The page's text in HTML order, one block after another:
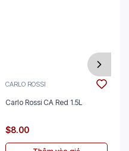
CARLO ROSSI
Carlo Rossi CA Red 1.5L
$8.00